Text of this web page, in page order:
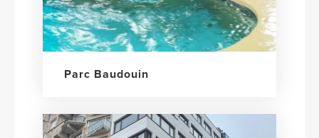
Parc Baudouin